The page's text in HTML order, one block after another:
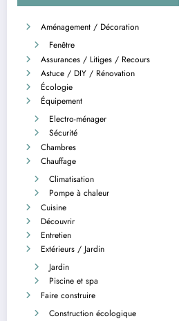
Aménagement / Décoration
Fenêtre
Assurances / Litiges / Recours
Astuce / DIY / Rénovation
Écologie
Équipement
Electro-ménager
Sécurité
Chambres
Chauffage
Climatisation
Pompe à chaleur
Cuisine
Découvrir
Entretien
Extérieurs / Jardin
Jardin
Piscine et spa
Faire construire
Construction écologique